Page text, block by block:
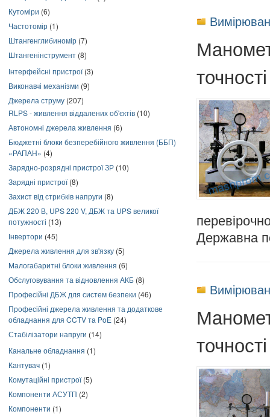
Кутоміри (6)
Частотомір (1)
Штангенглибиномір (7)
Штангенінструмент (8)
Інтерфейсні пристрої(3)
Виконавчі механізми (9)
Джерела струму (207)
RLPS - живлення віддалених об'єктів (10)
Автономні джерела живлення (6)
Бюджетні блоки безперебійного живлення (ББП)
«РАПАН» (4)
Зарядно-розрядні пристрої ЗР (10)
Зарядні пристрої(8)
Захист від стрибків напруги (8)
ДБЖ 220 В, UPS 220 V, ДБЖ та UPS великої
потужності (13)
Інвертори (45)
Джерела живлення для зв'язку (5)
Малогабаритні блоки живлення (6)
Обслуговування та відновлення АКБ (8)
Професійні ДБЖ для систем безпеки (46)
Професійні джерела живлення та додаткове
обладнання для CCTV та PoE (24)
Стабілізатори напруги (14)
Канальне обладнання (1)
Кантувач (1)
Комутаційні пристрої(5)
Компоненти АСУТП (2)
Компоненти (1)
Державна